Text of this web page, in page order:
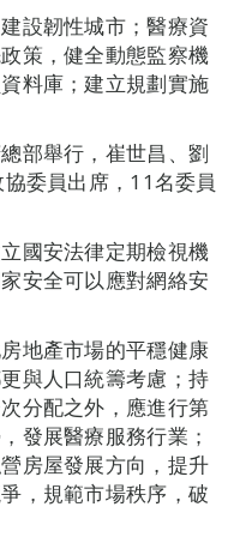
設韌性城市；醫療資
策，健全動態監察機
料庫；建立規劃實施
部舉行，崔世昌、劉
委員出席，11名委員
國安法律定期檢視機
安全可以應對網絡安
地產市場的平穩健康
與人口統籌考慮；持
分配之外，應進行第
發展醫療服務行業；
房屋發展方向，提升
，規範市場秩序，破